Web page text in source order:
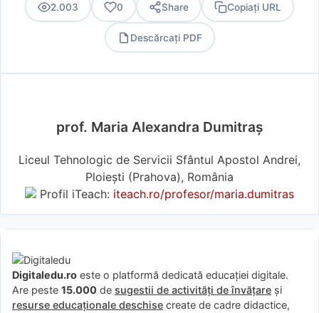
2.003 0 Share Copiați URL
Descărcați PDF
prof. Maria Alexandra Dumitraș
Liceul Tehnologic de Servicii Sfântul Apostol Andrei,
Ploiești (Prahova), România
Profil iTeach: iteach.ro/profesor/maria.dumitras
Digitaledu.ro este o platformă dedicată educației digitale.
Are peste 15.000 de sugestii de activități de învățare și
resurse educaționale deschise create de cadre didactice,